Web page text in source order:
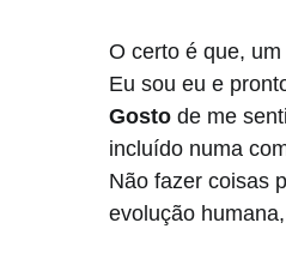
O certo é que,
Eu sou eu e
Gosto de me
incluído numa
Não fazer coisas
evolução